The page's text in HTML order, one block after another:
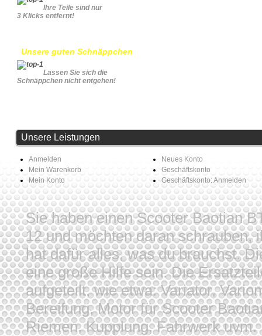
Ihre Teile sind nur
3 Klicks entfernt!
Unsere guten Schnäppchen
Lassen Sie sich die
Schnäppchen nicht entgehen!
Unsere Leistungen
Anmelden
Mein Warenkorb
Mein Konto
Neues Konto
Geschäftskonto
Geschäftskonto: Anmelden
Sie haben einen Scooter Baotian
12 und möchten daran schrauben,
hat dafür alles, was du brauchst.
eine große Hilfe sein. Die
aufgeteilt, wie etwa: Variator,
Bereifung, Motor für Scooter
Riemen, Kupplung, Fahrwerk